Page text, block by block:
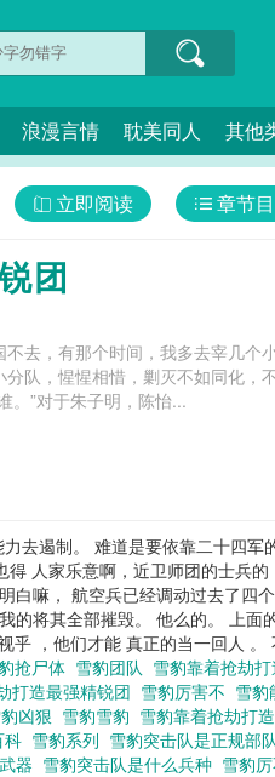
浪漫言情 耽美同人 其他
章节
立即阅读
团
去，有那个时间，我多去宰几个
队，惺惺相惜，剿灭不如同化，
。”对于朱子明，陈怡...
去遏制。 难道是要依靠二十四
人家乐意啊，近卫师团的士兵
嘛， 航空兵已经调动过去了四
将其全部摧毁。 他么的。 上
，他们才能 真正的当一回人
抢尸体 雪豹团队 雪豹靠着抢劫
打造最强精锐团 雪豹厉害不 雪豹
凶狠 雪豹雪豹 雪豹靠着抢劫打
科 雪豹系列 雪豹突击队是正规部
器 雪豹突击队是什么兵种 雪豹